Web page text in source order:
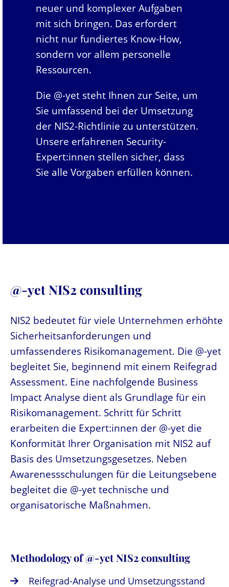
neuer und komplexer Aufgaben
mit sich bringen. Das erfordert
nicht nur fundiertes Know-How,
sondern vor allem personelle
Ressourcen.
Die @-yet steht Ihnen zur Seite, um
Sie umfassend bei der Umsetzung
der NIS2-Richtlinie zu unterstützen.
Unsere erfahrenen Security-
Expert:innen stellen sicher, dass
Sie alle Vorgaben erfüllen können.
@-yet NIS2 consulting
NIS2 bedeutet für viele Unternehmen erhöhte
Sicherheitsanforderungen und
umfassenderes Risikomanagement. Die @-yet
begleitet Sie, beginnend mit einem Reifegrad
Assessment. Eine nachfolgende Business
Impact Analyse dient als Grundlage für ein
Risikomanagement. Schritt für Schritt
erarbeiten die Expert:innen der @-yet die
Konformität Ihrer Organisation mit NIS2 auf
Basis des Umsetzungsgesetzes. Neben
Awarenessschulungen für die Leitungsebene
begleitet die @-yet technische und
organisatorische Maßnahmen.
Methodology of @-yet NIS2 consulting
Reifegrad-Analyse und Umsetzungsstand